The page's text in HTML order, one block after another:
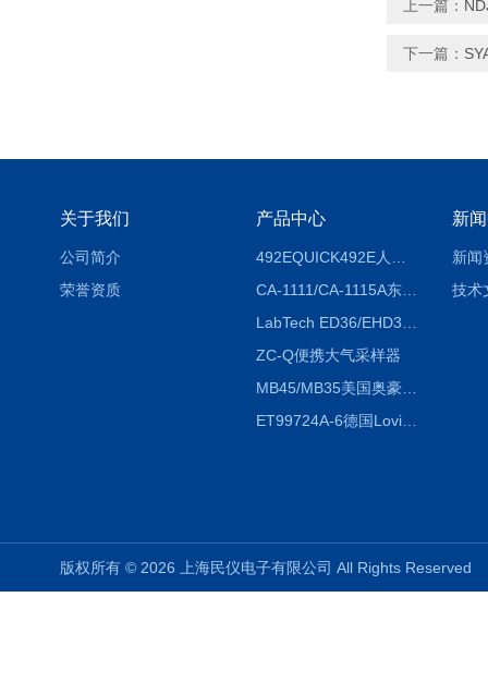
上一篇：
下一篇：
关于我们
公司简介
荣誉资质
产品中心
CA-1111/CA-1115A东京理化EYELA CA-1111/CA-1115A冷却水循环装置
ZC-Q便携大气采样器
MB45/MB35美国奥豪斯OHAUS MB45/MB35卤素红外水分测定仪
ET99724A-6德国Lovibond ET99724A-6微电脑BOD测定仪
新
新闻
技术
版权所有 © 2026 上海民仪电子有限公司 All Rights